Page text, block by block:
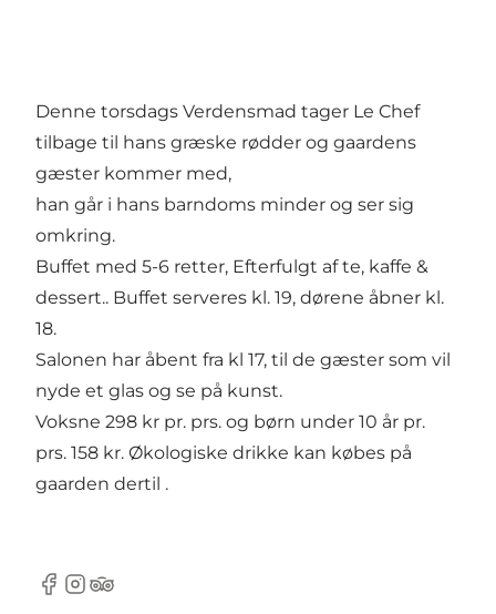
Denne torsdags Verdensmad tager Le Chef
tilbage til hans græske rødder og gaardens
gæster kommer med,
han går i hans barndoms minder og ser sig
omkring.
Buffet med 5-6 retter, Efterfulgt af te, kaffe &
dessert.. Buffet serveres kl. 19, dørene åbner kl.
18.
Salonen har åbent fra kl 17, til de gæster som vil
nyde et glas og se på kunst.
Voksne 298 kr pr. prs. og børn under 10 år pr.
prs. 158 kr. Økologiske drikke kan købes på
gaarden dertil .
Facebook
Instagram
TripAdvisor